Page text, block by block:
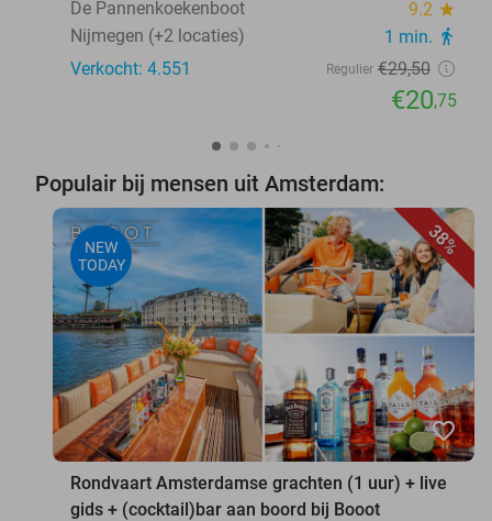
De Pannenkoekenboot
9.2 star
Nijmegen (+2 locaties) 1 min. directions_walk
Verkocht: 4.551 Regulier €29,50
€20,75
Populair bij mensen uit Amsterdam:
38%
NEW
TODAY
favorite_border
Rondvaart Amsterdamse grachten (1 uur) + live
gids + (cocktail)bar aan boord bij Booot